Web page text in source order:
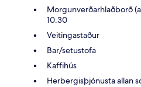
Morgunverðarhlaðborð
10:30
Veitingastaður
Bar/setustofa
Kaffihús
Herbergisþjónusta allan